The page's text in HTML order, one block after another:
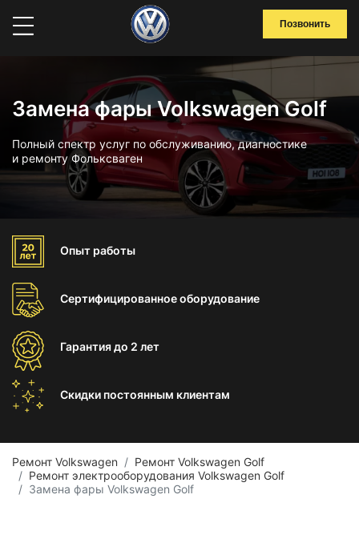
Позвонить
Замена фары Volkswagen Golf
Полный спектр услуг по обслуживанию, диагностике
и ремонту Фольксваген
Опыт работы
Сертифицированноеоборудование
Гарантиядо 2 лет
Скидки постоянным клиентам
Ремонт Volkswagen
Ремонт Volkswagen Golf
Ремонт электрооборудования Volkswagen Golf
Замена фары Volkswagen Golf